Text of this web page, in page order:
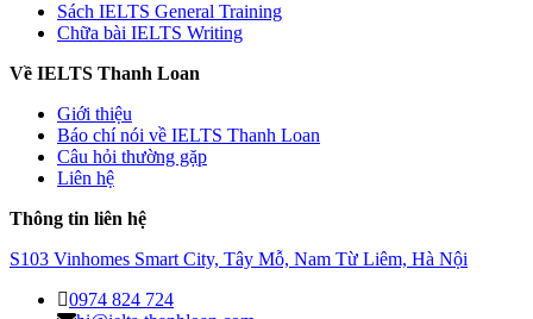
Sách IELTS General Training
Chữa bài IELTS Writing
Về IELTS Thanh Loan
Giới thiệu
Báo chí nói về IELTS Thanh Loan
Câu hỏi thường gặp
Liên hệ
Thông tin liên hệ
S103 Vinhomes Smart City, Tây Mỗ, Nam Từ Liêm, Hà Nội
0974 824 724